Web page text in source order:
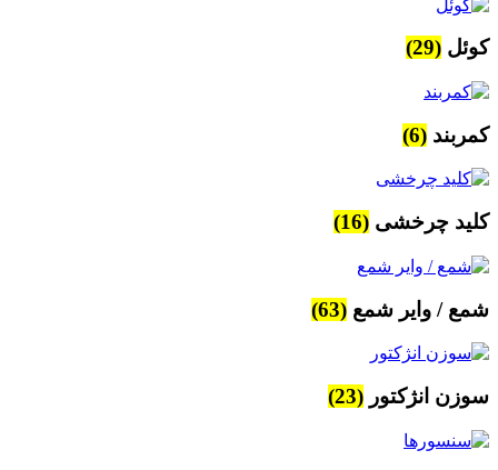
کوئل (29)
کمربند (6)
کلید چرخشی (16)
شمع / وایر شمع (63)
سوزن انژکتور (23)